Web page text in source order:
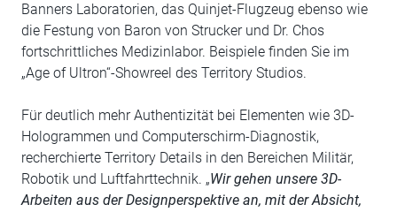
Banners Laboratorien, das Quinjet-Flugzeug ebenso wie
die Festung von Baron von Strucker und Dr. Chos
fortschrittliches Medizinlabor. Beispiele finden Sie im
„Age of Ultron“-Showreel des Territory Studios.
Für deutlich mehr Authentizität bei Elementen wie 3D-
Hologrammen und Computerschirm-Diagnostik,
recherchierte Territory Details in den Bereichen Militär,
Robotik und Luftfahrttechnik. „Wir gehen unsere 3D-
Arbeiten aus der Designperspektive an, mit der Absicht,